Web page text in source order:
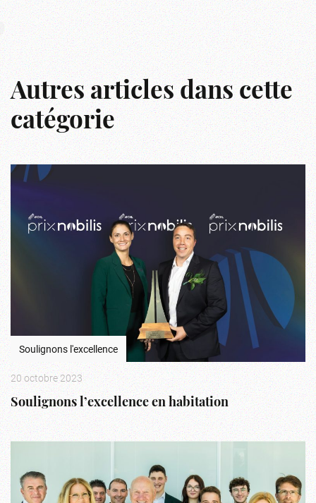
Autres articles dans cette
catégorie
Soulignons l'excellence
20 octobre 2023
Soulignons l’excellence en habitation